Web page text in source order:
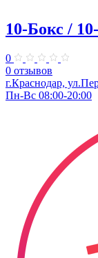
10-Бокс /
0
0 отзывов
г.Краснодар,
Пн-Вс 08:00-20:00